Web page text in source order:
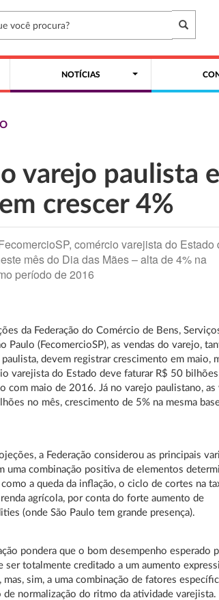
NOTÍCIAS
varejo paulista
crescer 4%
comércio varejista do Estado
mês do Dia das Mães – alta de 4% na
período de 2016
da Federação do Comércio de Bens,
Paulo (FecomercioSP), as vendas do varejo,
devem registrar crescimento em maio,
varejista do Estado deve faturar R$ 50
com maio de 2016. Já no varejo paulistano, as
no mês, crescimento de 5% na mesma
a Federação considerou as principais
uma combinação positiva de elementos
a queda da inflação, o ciclo de cortes na
agrícola, por conta do forte aumento de
(onde São Paulo tem grande presença).
pondera que o bom desempenho esperado
ser totalmente creditado a um aumento
mas, sim, a uma combinação de fatores
de normalização do ritmo da atividade varejista.